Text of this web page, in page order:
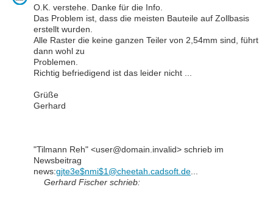
O.K. verstehe. Danke für die Info.
Das Problem ist, dass die meisten Bauteile auf Zollbasis
erstellt wurden.
Alle Raster die keine ganzen Teiler von 2,54mm sind, führt
dann wohl zu
Problemen.
Richtig befriedigend ist das leider nicht ...
Grüße
Gerhard
"Tilmann Reh" <user@domain.invalid> schrieb im
Newsbeitrag
news:gjte3e$nmi$1@cheetah.cadsoft.de...
Gerhard Fischer schrieb: